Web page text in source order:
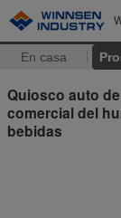
En casa
Quiosco auto
comercial del
bebidas